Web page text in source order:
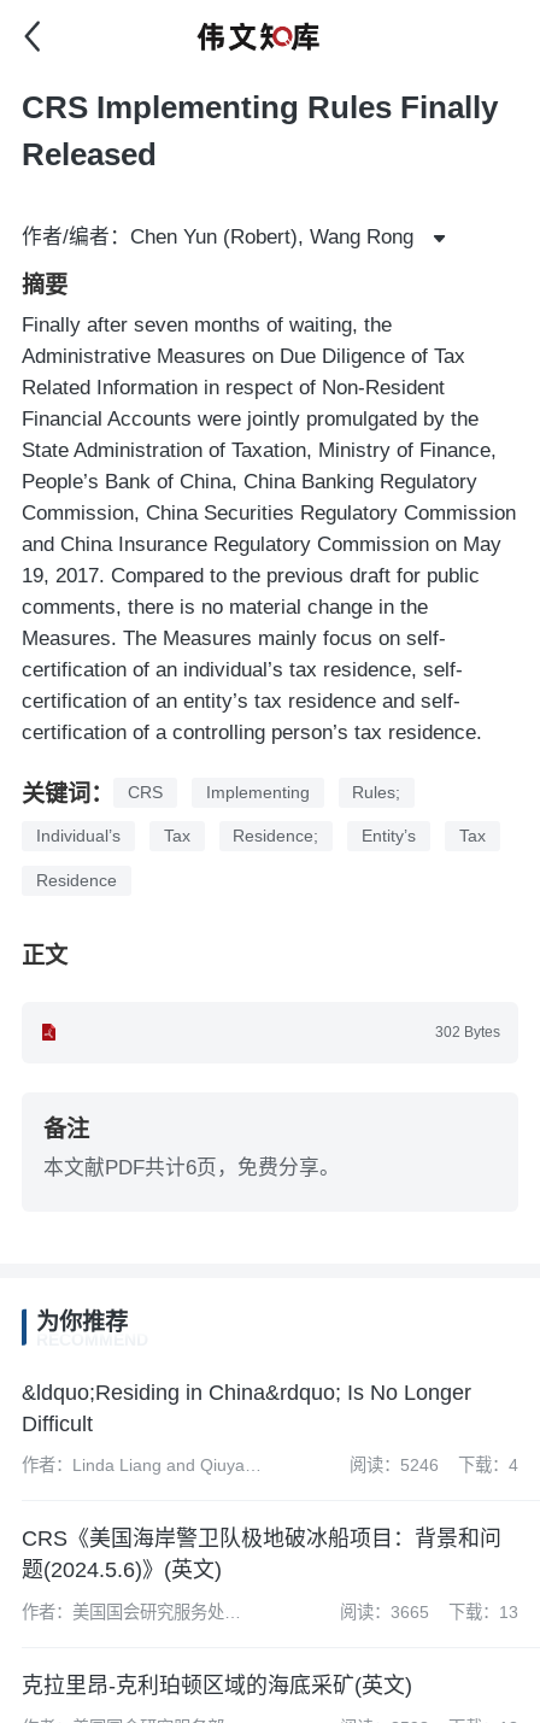
CRS Implementing Rules Finally
Released
作者/编者：Chen Yun (Robert), Wang Rong
摘要
Finally after seven months of waiting, the
Administrative Measures on Due Diligence of Tax
Related Information in respect of Non-Resident
Financial Accounts were jointly promulgated by the
State Administration of Taxation, Ministry of Finance,
People’s Bank of China, China Banking Regulatory
Commission, China Securities Regulatory Commission
and China Insurance Regulatory Commission on May
19, 2017. Compared to the previous draft for public
comments, there is no material change in the
Measures. The Measures mainly focus on self-
certification of an individual’s tax residence, self-
certification of an entity’s tax residence and self-
certification of a controlling person’s tax residence.
关键词： CRS Implementing Rules;
Individual’s Tax Residence; Entity’s Tax
Residence
正文
302 Bytes
备注
本文献PDF共计6页，免费分享。
为你推荐
&ldquo;Residing in China&rdquo; Is No Longer
Difficult
作者：Linda Liang and Qiuyang
阅读：5246 下载：4
CRS《美国海岸警卫队极地破冰船项目：背景和问
题(2024.5.6)》(英文)
作者：美国国会研究服务处
阅读：3665 下载：13
克拉里昂-克利珀顿区域的海底采矿(英文)